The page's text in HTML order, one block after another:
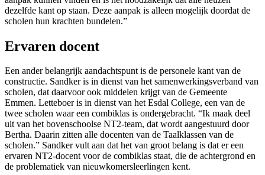
dezelfde kant op staan. Deze aanpak is alleen mogelijk doordat de
scholen hun krachten bundelen.”
Ervaren docent
Een ander belangrijk aandachtspunt is de personele kant van de
constructie. Sandker is in dienst van het samenwerkingsverband van
scholen, dat daarvoor ook middelen krijgt van de Gemeente
Emmen. Letteboer is in dienst van het Esdal College, een van de
twee scholen waar een combiklas is ondergebracht. “Ik maak deel
uit van het bovenschoolse NT2-team, dat wordt aangestuurd door
Bertha. Daarin zitten alle docenten van de Taalklassen van de
scholen.” Sandker vult aan dat het van groot belang is dat er een
ervaren NT2-docent voor de combiklas staat, die de achtergrond en
de problematiek van nieuwkomersleerlingen kent.